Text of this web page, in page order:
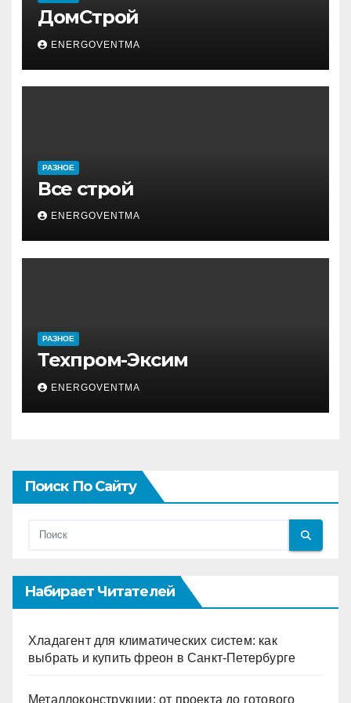
ДомСтрой
ENERGOVENTMA
РАЗНОЕ
Все строй
ENERGOVENTMA
РАЗНОЕ
Техпром-Эксим
ENERGOVENTMA
Поиск По Сайту
Набирает Читателей
Хладагент для климатических систем: как
выбрать и купить фреон в Санкт-Петербурге
Металлоконструкции: от проекта до готового